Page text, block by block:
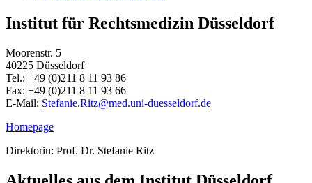
Institut für Rechtsmedizin Düsseldorf
Moorenstr. 5
40225 Düsseldorf
Tel.: +49 (0)211 8 11 93 86
Fax: +49 (0)211 8 11 93 66
E-Mail: Stefanie.Ritz@med.uni-duesseldorf.de
Homepage
Direktorin: Prof. Dr. Stefanie Ritz